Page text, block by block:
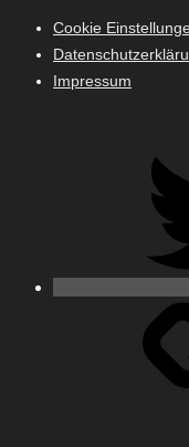
Cookie
Impressum